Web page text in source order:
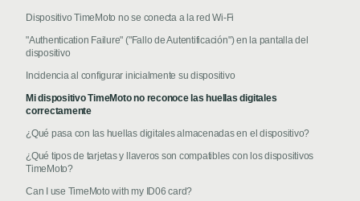
Dispositivo TimeMoto no se conecta a la red Wi-Fi
"Authentication Failure" ("Fallo de Autentificación") en la pantalla del
dispositivo
Incidencia al configurar inicialmente su dispositivo
Mi dispositivo TimeMoto no reconoce las huellas digitales
correctamente
¿Qué pasa con las huellas digitales almacenadas en el dispositivo?
¿Qué tipos de tarjetas y llaveros son compatibles con los dispositivos
TimeMoto?
Can I use TimeMoto with my ID06 card?